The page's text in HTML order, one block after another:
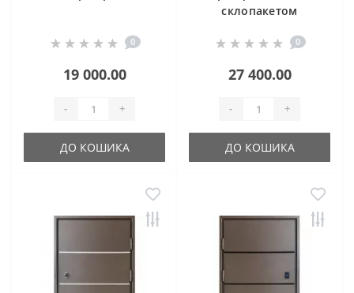
0
19 000.00
- +
ДО КОШИКА
склопакетом
0
27 400.00
- +
ДО КОШИКА